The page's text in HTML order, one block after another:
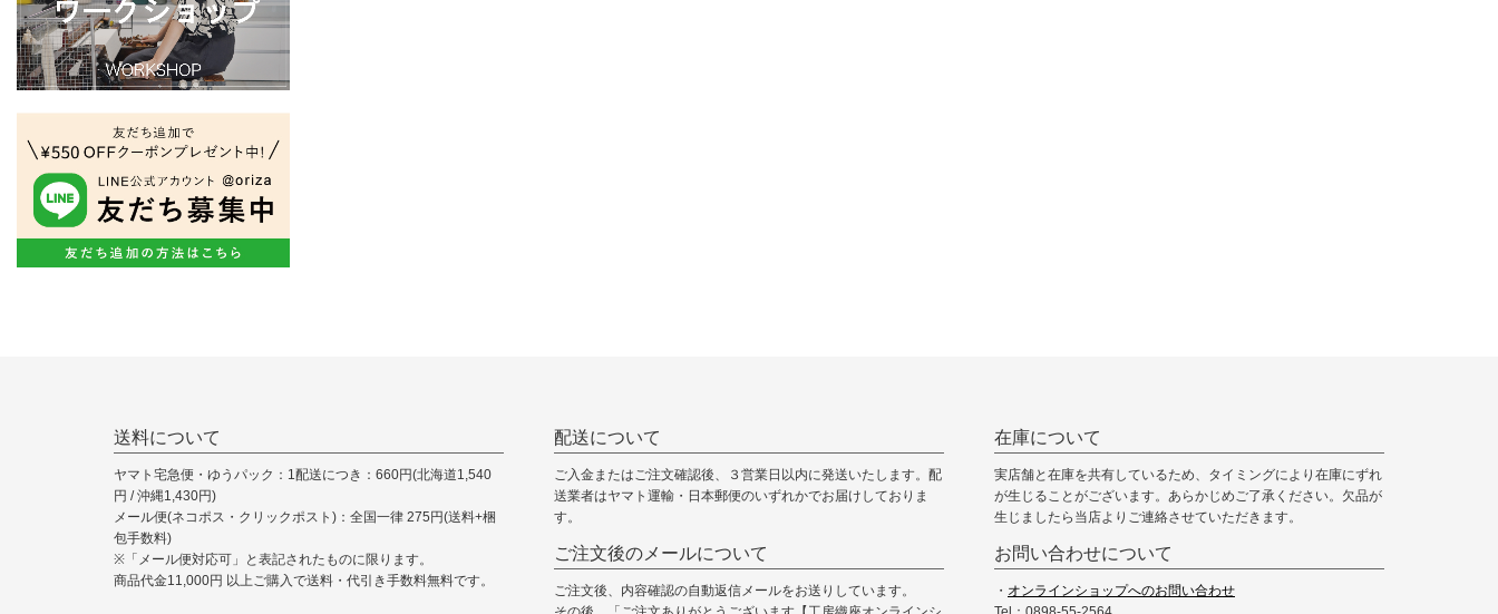
送料について
ヤマト宅急便・ゆうパック：1配送につき：660円(北海道1,540
円 / 沖縄1,430円)
メール便(ネコポス・クリックポスト)：全国一律 275円(送料+梱
包手数料)
※「メール便対応可」と表記されたものに限ります。
商品代金11,000円 以上ご購入で送料・代引き手数料無料です。
配送について
ご入金またはご注文確認後、３営業日以内に発送いたします。配
送業者はヤマト運輸・日本郵便のいずれかでお届けしておりま
す。
ご注文後のメールについて
ご注文後、内容確認の自動返信メールをお送りしています。
在庫について
実店舗と在庫を共有しているため、タイミングにより在庫にずれ
が生じることがございます。あらかじめご了承ください。欠品が
生じましたら当店よりご連絡させていただきます。
お問い合わせについて
・ オンラインショップへのお問い合わせ